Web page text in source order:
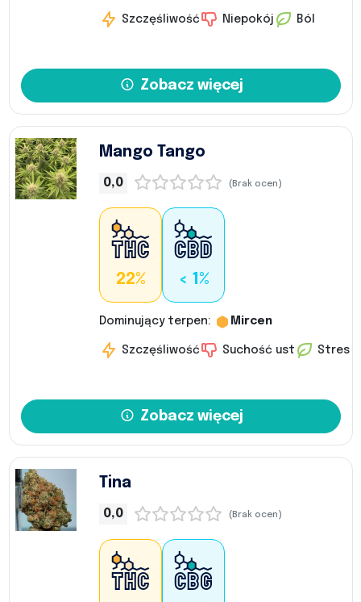
Szczęśliwość Niepokój Ból
Zobacz więcej
Mango Tango
0,0 (Brak ocen)
22% < 1%
Dominujący terpen: Mircen
Szczęśliwość Suchość ust Stres
Zobacz więcej
Tina
0,0 (Brak ocen)